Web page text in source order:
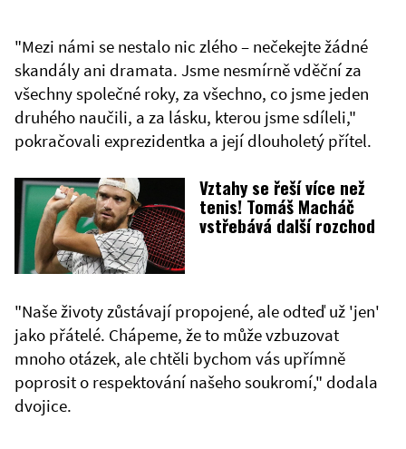
"Mezi námi se nestalo nic zlého – nečekejte žádné
skandály ani dramata. Jsme nesmírně vděční za
všechny společné roky, za všechno, co jsme jeden
druhého naučili, a za lásku, kterou jsme sdíleli,"
pokračovali exprezidentka a její dlouholetý přítel.
Vztahy se řeší více než
tenis! Tomáš Macháč
vstřebává další rozchod
"Naše životy zůstávají propojené, ale odteď už 'jen'
jako přátelé. Chápeme, že to může vzbuzovat
mnoho otázek, ale chtěli bychom vás upřímně
poprosit o respektování našeho soukromí," dodala
dvojice.